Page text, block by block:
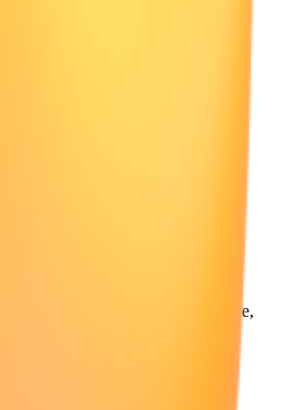
sistemas de design — Apple,
tudo em um só lugar.